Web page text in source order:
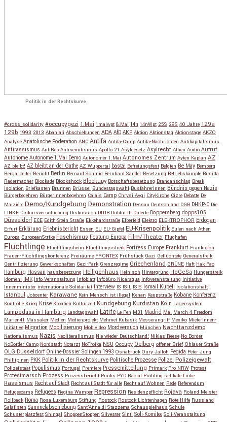
Politik in der Rechtskurve
#cross_solidarity #occupygezi 1.Mai 1maiwpt 8.Mai 14n 14nWpt 25S 29S 40 Jahre 129a
129b 1993 2013 Abahlali Abschiebungen ADA AfD AKP Aktion Aktionstag Aktionstage AKZO
Analyse Anatolische Föderation ANC Antifa Antifa-Camp Antifa-Nachrichten Antikapitalismus
Antirassismus AntiRep Antisemitismus Apollo 21 Asylgesetz Asylrecht Athen Audio Aufruf
Autonome Autonome 1.Mai Demo Autonomer 1.Mai Autonomes Zentrum Ayten Kaplan AZ
AZ bleibt! AZ bleibt an der Gathe AZ Wuppertal basta! Befreiungsfest Belgien Be May Bemberg
Bergarbeiter Bericht Berlin Bernard Schmid Bernhard Sander Besetzung Betriebskämpfe Birgitta
Radermacher Blockade Blockshock Blockupy Botschaftsbesetzung Brandanschlag Break
Isolation Briefkasten Brunnen Brüssel Bundestagswahl BusfahrerInnen Bündnis gegen Nazis
Bürgerbegehren BürgerInnenbegehren Calais Camp Chrysi Avgi CityKirche Cizre Debatte De
Maiziére Demo/Kundgebung Demonstration Dessau Deutschland DGB DHKP-C Die
LINKE Diskursverschiebung Diskussion DITIB Dublin III Duterte Döppersberg döpps105
Düsseldorf ECE Edith-Stein Straße Ekkehardstraße Elberfeld Elektro ELEKTROPHOR Erdogan
Erfurt Erklärung Erlebnisbericht Essen EU EU-Gipfel EU-Krisenpolitik Eulen nach Athen
Europa EuropeanStrike Faschismus Festung Europa Film/Theater Flughafen
Flüchtlinge Flüchtlingsheim Flüchtlingsstreik Fortress Europe Frankfurt Frankreich
Frauen-Flüchtlingskonferenz Freiräume FRONTEX Frühstück Gazi Geflüchtete Generalstreik
Gentrifizierung Gewerkschaften Gezi-Park Grenzregime Griechenland GRÜNE Haft Hak Pao
Hamburg Hassan hausbesetzung Heiligenhaus Heinisch Hintergrund HoGeSa Hungerstreik
Idomeni IMK Info-Veranstaltung Infoblatt Infobüro Nicaragua Infoveranstaltung Initiative
Innenminister internationale Solidarität Interview IS ISIL ISIS Ismail Küpeli Isolationshaft
Istanbul Jobcenter Karawane Kein Mensch ist illegal Kenan Keupstraße Kobane Konferenz
Kontrolle Krieg Krise Kroatien Kulturzeit Kundgebung Kurdistan Köln Lagersystem
Lampedusa in Hamburg Landtagswahl Latife Le Pen M31 Madrid Mai March 4 Freedom
Marien41 Massaker Medien Medienprojekt Mehmet Kubasik Messerangriff Mexiko MieterInnen-
Initiative Migration Mobilisierung Mobivideo Mordversuch München Nachttanzdemo
Nationalismus Nazis Neoliberalismus Nie wieder Deutschland! Niklas Reese No Border
NoBorder Camp Nordstadt Notarzt NoTroika NSU Occupy Oelberg offener Brief Ohlauer Straße
OLG Düsseldorf Online-Dossier Solingen 1993 Osnabrück Oury Jalloh Pegida Peter Jung
Phillipinen PKK Politik in der Rechtskurve Politische Prozesse Polizei Polizeigewalt
Polizeistaat Populismus Portugal Premiere Pressemitteilung Primark Pro NRW Protest
Protestmarsch Prozess Prozessbericht Punks PYD Racial Profiling radikale Linke
Rassismus Recht auf Stadt Recht auf Stadt für alle Recht auf Wohnen Rede Referendum
Refugeecamp Refugees Regina Wamper Repression Residenzpflicht Rojava Roland Meister
Rollback Roma Rosa Luxemburg Stiftung Rostock Rostock-Lichtenhagen Rote Hilfe Russland
Salafisten Sammelabschiebung Sant'Anna di Stazzema Schauspielhaus Schule
Schusterplatzfest Shingal ShoppenStoppen Silvester Sinti Soli-Komitee Soli-Veranstaltung